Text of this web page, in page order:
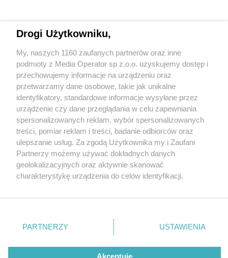
3 / 0
Wydawca mediów lokalnych
Nie zapomnij
zapoznać się z:
polityką prywatności regulamin korzystania z portali
Twojemiasto
Piekary Śląskie
Chorzów
Tarnowskie Góry
Gliwice
Skontakuj sięz nami
Kontakt
Wydawca
Redakcja
Drogi Użytkowniku,
My, naszych 1160 zaufanych partnerów oraz inne
podmioty z Media Operator sp z.o.o. uzyskujemy dostęp i
przechowujemy informacje na urządzeniu oraz
przetwarzamy dane osobowe, takie jak unikalne
identyfikatory, standardowe informacje wysyłane przez
urządzenie czy dane przeglądania w celu zapewniania
spersonalizowanych reklam, wybór spersonalizowanych
treści, pomiar reklam i treści, badanie odbiorców oraz
ulepszanie usług. Za zgodą Użytkownika my i Zaufani
Partnerzy możemy używać dokładnych danych
geolokalizacyjnych oraz aktywnie skanować
charakterystykę urządzenia do celów identyfikacji.
zmienić/wycofać klikając przycisk ustawień prywatności
znajdujący się w lewym dolnym rogu strony
rodzaje przetwarzania danych nie wymagają zgody
użytkownika, ale masz prawo sprzeciwić się takiemu
PARTNERZY USTAWIENIA
Akceptuję